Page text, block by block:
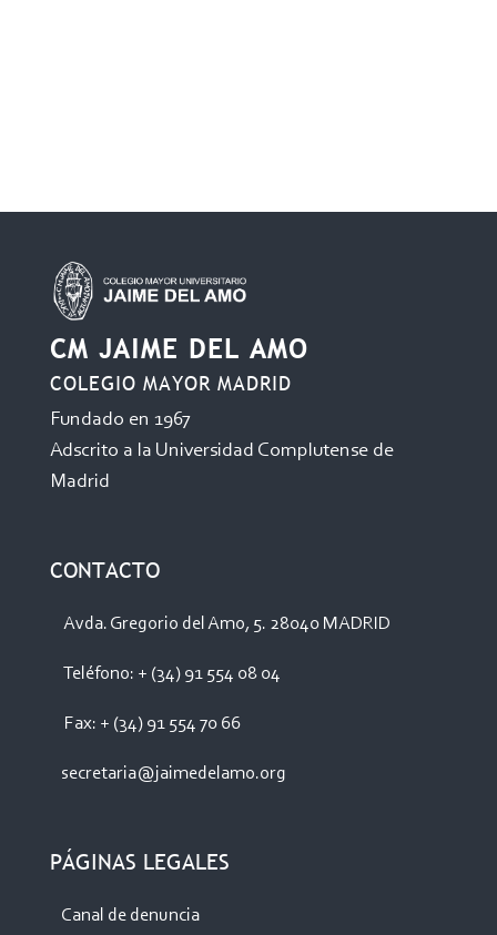
CM JAIME DEL AMO
COLEGIO MAYOR MADRID
Fundado en 1967
Adscrito a la Universidad Complutense de
Madrid
CONTACTO
Avda. Gregorio del Amo, 5. 28040 MADRID
Teléfono: + (34) 91 554 08 04
Fax: + (34) 91 554 70 66
secretaria@jaimedelamo.org
PÁGINAS LEGALES
Canal de denuncia